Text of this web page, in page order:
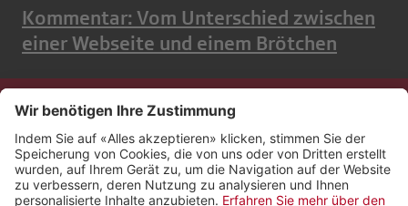
Kommentar: Vom Unterschied zwischen
einer Webseite und einem Brötchen
Kontakt
Impressum
Rechtliches